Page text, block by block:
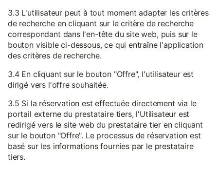
3.3 L'utilisateur peut à tout moment adapter les critères
de recherche en cliquant sur le critère de recherche
correspondant dans l'en-tête du site web, puis sur le
bouton visible ci-dessous, ce qui entraîne l'application
des critères de recherche.
3.4 En cliquant sur le bouton "Offre", l'utilisateur est
dirigé vers l'offre souhaitée.
3.5 Si la réservation est effectuée directement via le
portail externe du prestataire tiers, l'Utilisateur est
redirigé vers le site web du prestataire tier en cliquant
sur le bouton "Offre". Le processus de réservation est
basé sur les informations fournies par le prestataire
tiers.